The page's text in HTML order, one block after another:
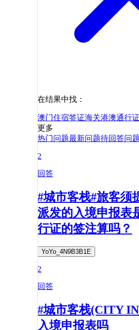
在结果中找：
澳门住宿签证海关港澳通行证
更多
热门问题最新问题待回答问题
2
回答
#城市客栈#旅客须
派发的入境申报表
行证的签注算吗？
YoYo_4N9B3B1E
2
回答
#城市客栈(CITY
入境申报表吗